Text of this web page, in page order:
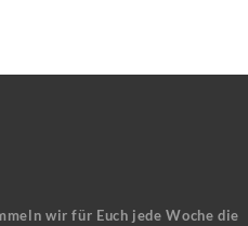
wir für Euch jede Woche die